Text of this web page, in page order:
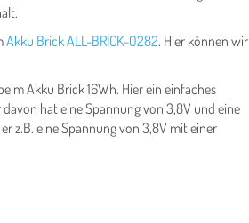
Akku Brick ALL-BRICK-0282. Hier können wir
Akku Brick 16Wh. Hier ein einfaches
hat eine Spannung von 3,8V und eine
z.B. eine Spannung von 3,8V mit einer